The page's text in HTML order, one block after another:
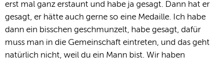
erst mal ganz erstaunt und habe ja gesagt. Dann hat er
gesagt, er hätte auch gerne so eine Medaille. Ich habe
dann ein bisschen geschmunzelt, habe gesagt, dafür
muss man in die Gemeinschaft eintreten, und das geht
natürlich nicht, weil du ein Mann bist. Wir haben